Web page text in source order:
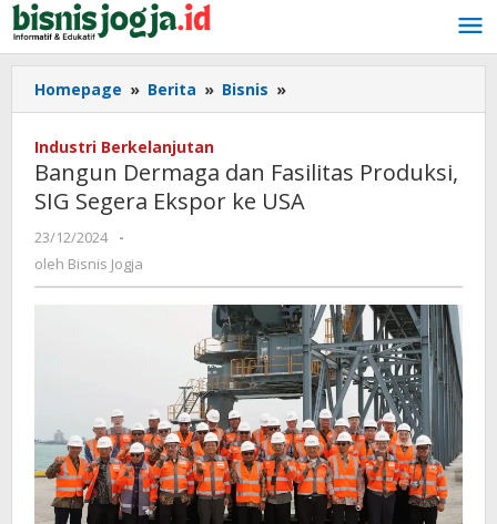
Lewati
ke
konten
Homepage » Berita » Bisnis »
Dermaga
Fasilitas
Produksi,
SIG
Industri Berkelanjutan
Bangun Dermaga dan Fasilitas Produksi,
SIG Segera Ekspor ke USA
23/12/2024
oleh
Bisnis
Jogja
-
oleh Bisnis Jogja